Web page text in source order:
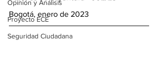
Opinión y Análisis
Proyecto ECE
Seguridad Ciudadana
Bogotá, enero de 2023